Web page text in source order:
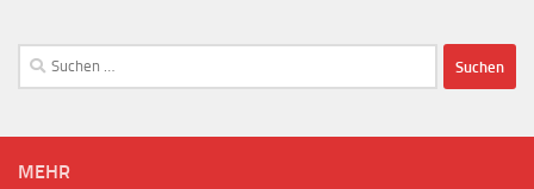
Suchen
nach:
MEHR